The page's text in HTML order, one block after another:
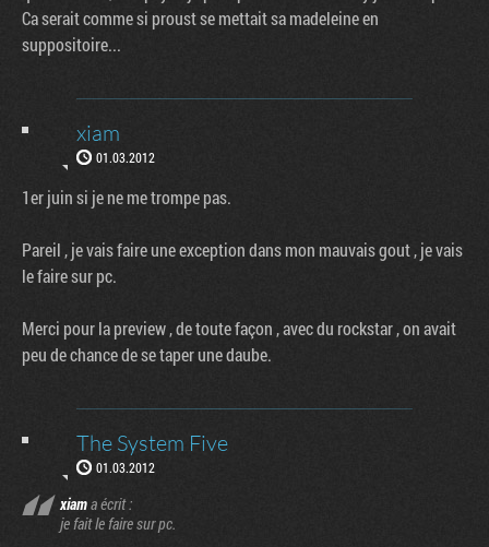
Ca serait comme si proust se mettait sa madeleine en
suppositoire...
xiam
01.03.2012
1er juin si je ne me trompe pas.
Pareil , je vais faire une exception dans mon mauvais gout , je vais
le faire sur pc.
Merci pour la preview , de toute façon , avec du rockstar , on avait
peu de chance de se taper une daube.
The System Five
01.03.2012
xiama écrit :
je fait le faire sur pc.